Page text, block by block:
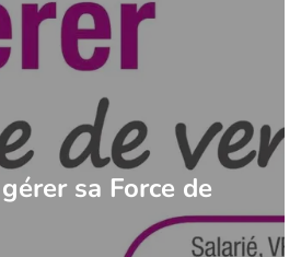
sa Force de